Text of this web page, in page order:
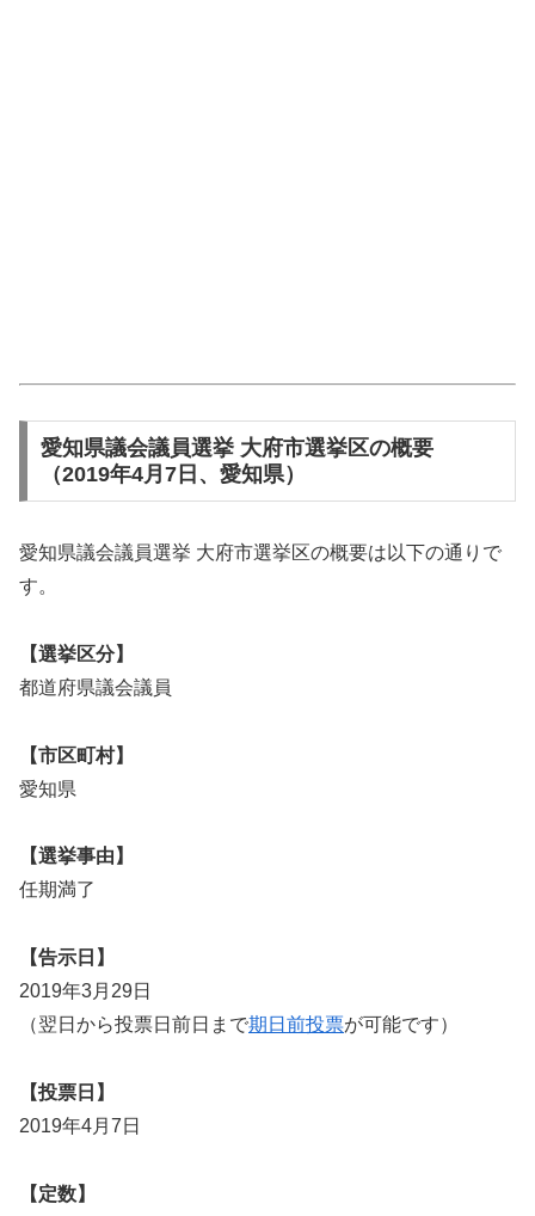
愛知県議会議員選挙 大府市選挙区の概要
（2019年4月7日、愛知県）
愛知県議会議員選挙 大府市選挙区の概要は以下の通りで
す。
【選挙区分】
都道府県議会議員
【市区町村】
愛知県
【選挙事由】
任期満了
【告示日】
2019年3月29日
（翌日から投票日前日まで期日前投票が可能です）
【投票日】
2019年4月7日
【定数】